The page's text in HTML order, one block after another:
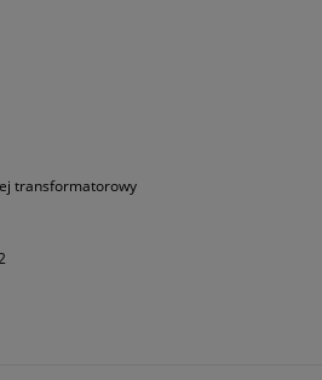
transformatorowy